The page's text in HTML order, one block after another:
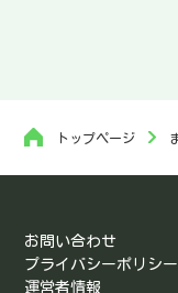
トップページ
お問い合わせ
プライバシーポリシー
運営者情報